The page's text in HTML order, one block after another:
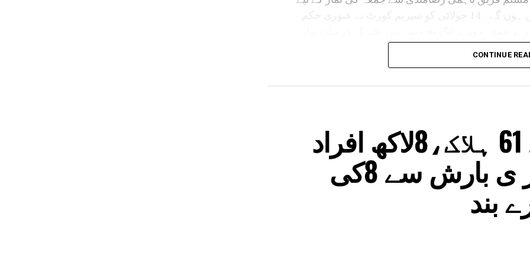
کسی متبادل مقام پر غور کرنے سے محروم نہیں ہوں گے۔ 14 جولائی کو سپریم کورٹ نے عبوری حکم
جگہ فراہم کی جائے۔بعد ازاں حاجی منیر احمد کی
ہوئے الزام لگایا کہ عدالت کے حکم پر عمل
ہو سکے۔
ہائی کورٹ نے اپنے فیصلے میں قرار دیا تھا کہ دھار ضلع میں
دراصل دیوی سرسوتی کا مندر ہے۔ اسی فیصلے
آئی) کے کئی دہائیوں پرانے اس حکم کو بھی
اس مقام پر جمعہ کی نماز ادا کرنے کی اجازت حاصل
CONTINUE
آسام میں سیلاب سے 61 ہلاک،8لاکھ افراد
متاثر،گجرات میں بھار ی بارش سے 8کی
بند